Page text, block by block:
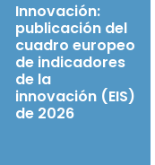
Innovación:
publicación del
cuadro europeo
de indicadores
de la
innovación (EIS)
de 2026